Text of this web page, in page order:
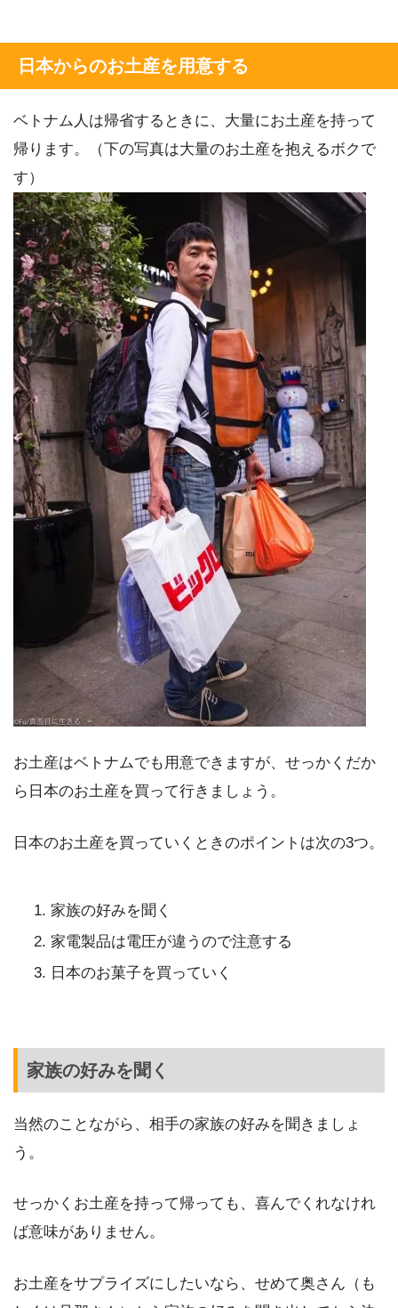
日本からのお土産を用意する
ベトナム人は帰省するときに、大量にお土産を持って
帰ります。（下の写真は大量のお土産を抱えるボクで
す）
お土産はベトナムでも用意できますが、せっかくだか
ら日本のお土産を買って行きましょう。
日本のお土産を買っていくときのポイントは次の3つ。
家族の好みを聞く
家電製品は電圧が違うので注意する
日本のお菓子を買っていく
家族の好みを聞く
当然のことながら、相手の家族の好みを聞きましょ
う。
せっかくお土産を持って帰っても、喜んでくれなけれ
ば意味がありません。
お土産をサプライズにしたいなら、せめて奥さん（も